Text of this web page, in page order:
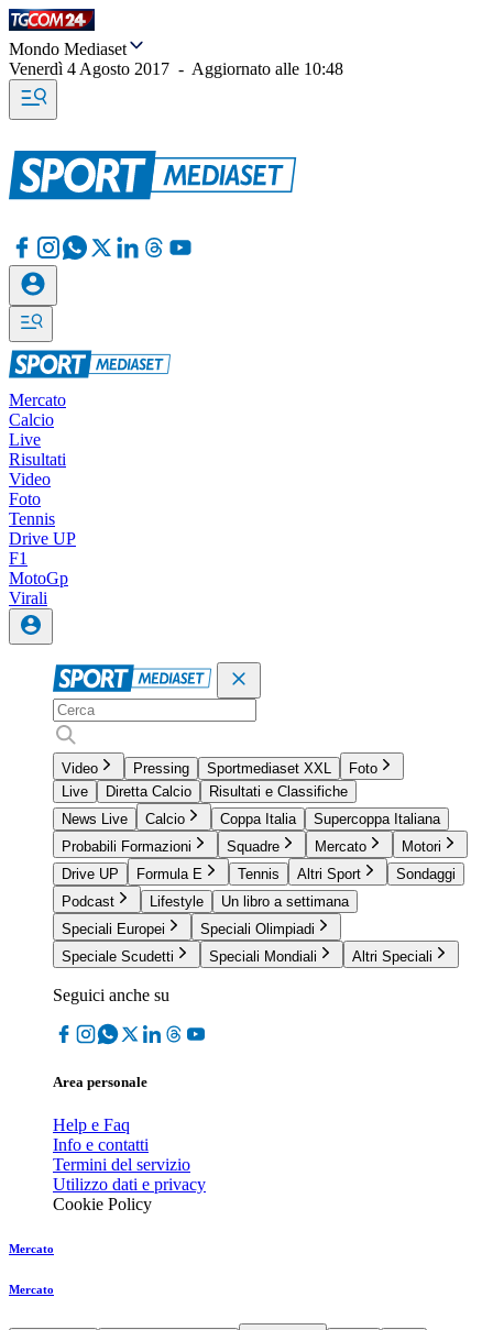
Mondo Mediaset
Venerdì 4 Agosto 2017 - Aggiornato alle 10:48
Mercato
Calcio
Live
Risultati
Video
Foto
Tennis
Drive UP
F1
MotoGp
Virali
Video Pressing Sportmediaset XXL
Foto
Live
Diretta Calcio
Risultati e Classifiche
News Live
Calcio Coppa Italia
Supercoppa Italiana
Probabili Formazioni
Squadre Mercato
Motori
Drive UP
Formula E Tennis Altri Sport
Sondaggi
Podcast
Lifestyle
Un libro a settimana
Speciali Europei
Speciali Olimpiadi
Speciale Scudetti
Speciali Mondiali Altri Speciali
Seguici anche su
Area personale
Help e Faq
Info e contatti
Termini del servizio
Utilizzo dati e privacy
Cookie Policy
Mercato
Mercato